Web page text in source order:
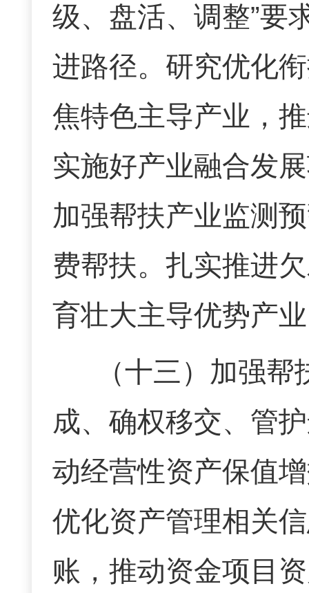
级、盘活、调整”要
进路径。 研究优化
焦特色主导产业，
实施好产业融合发
加强帮扶产业监测
费帮扶。 扎实推进
育壮大主导优势产
（十三） 加强帮
成、确权移交、管
动经营性资产保值
优化资产管理相关
账，推动资金项目